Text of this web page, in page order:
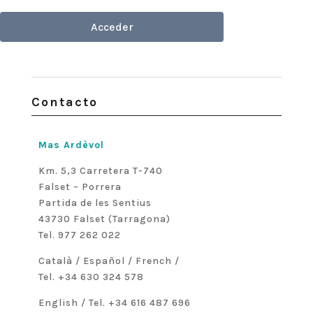
Contacto
Mas Ardèvol
Km. 5,3 Carretera T-740
Falset – Porrera
Partida de les Sentius
43730 Falset (Tarragona)
Tel. 977 262 022
Català / Español / French /
Tel. +34 630 324 578
English / Tel. +34 616 487 696